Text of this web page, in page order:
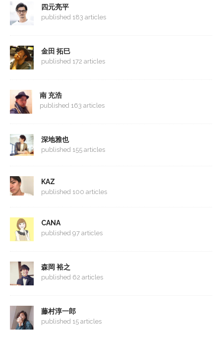
四元亮平
published 183 articles
金田 拓巳
published 172 articles
南 充浩
published 163 articles
深地雅也
published 155 articles
KAZ
published 100 articles
CANA
published 97 articles
森岡 裕之
published 62 articles
藤村淳一郎
published 15 articles